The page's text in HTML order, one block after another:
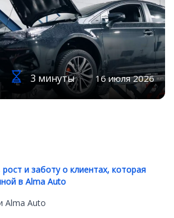
3 минуты 16 июля 2026
и заботу о клиентах, которая
в Alma Auto
Alma Auto